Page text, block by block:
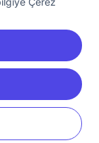
Saklıdır.